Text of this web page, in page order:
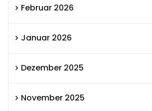
Februar 2026
Januar 2026
Dezember 2025
November 2025